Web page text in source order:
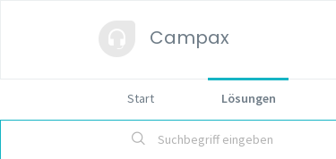
Campax
Start Lösungen